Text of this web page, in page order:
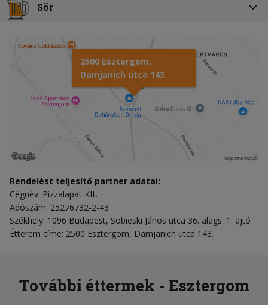
Sör
2500 Esztergom,
Damjanich utca 143.
Rendelést teljesítő partner adatai:
Cégnév: Pizzalapát Kft.
Adószám: 25276732-2-43
Székhely: 1096 Budapest, Sobieski János utca 36. alags. 1. ajtó
Étterem címe: 2500 Esztergom, Damjanich utca 143.
További éttermek - Esztergom